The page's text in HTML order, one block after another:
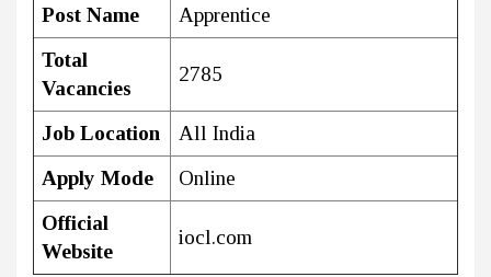
Post Name
Apprentice
Total
Vacancies
2785
Job Location
All India
Apply Mode
Online
Official
Website
iocl.com